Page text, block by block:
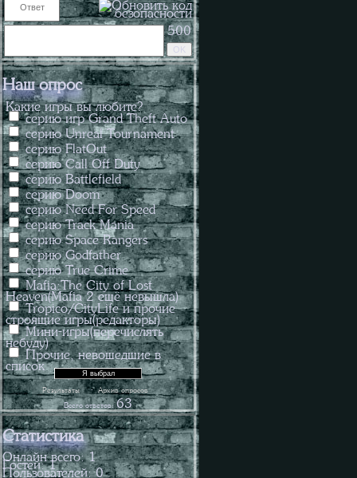
500
Наш опрос
Какие игры вы любите?
серию игр Grand Theft Auto
серию Unreal Tournament
серию FlatOut
серию Call Off Duty
серию Battlefield
серию Doom
серию Need For Speed
серию Track Mania
серию Space Rangers
серию Godfather
серию True Crime
Mafia:The City of Lost
Heaven(Mafia 2 ещё невышла)
Tropico/CityLife и прочие
строящие игры(редакторы)
Мини-игры(перечислять
небуду)
Прочие, невошедшие в
список
Результаты · Архив опросов
Всего ответов: 63
Статистика
Онлайн всего:1
Гостей:1
Пользователей:0